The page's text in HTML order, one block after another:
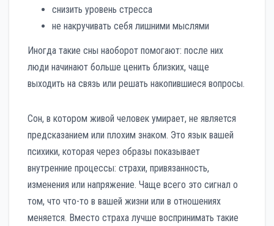
снизить уровень стресса
не накручивать себя лишними мыслями
Иногда такие сны наоборот помогают: после них
люди начинают больше ценить близких, чаще
выходить на связь или решать накопившиеся вопросы.
Сон, в котором живой человек умирает, не является
предсказанием или плохим знаком. Это язык вашей
психики, которая через образы показывает
внутренние процессы: страхи, привязанность,
изменения или напряжение. Чаще всего это сигнал о
том, что что-то в вашей жизни или в отношениях
меняется. Вместо страха лучше воспринимать такие